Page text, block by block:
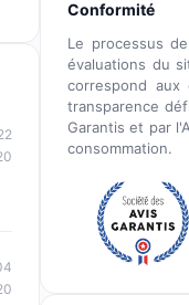
Conformité
Le processus
évaluations du
correspond
transparence
Garantis et par
consommation.